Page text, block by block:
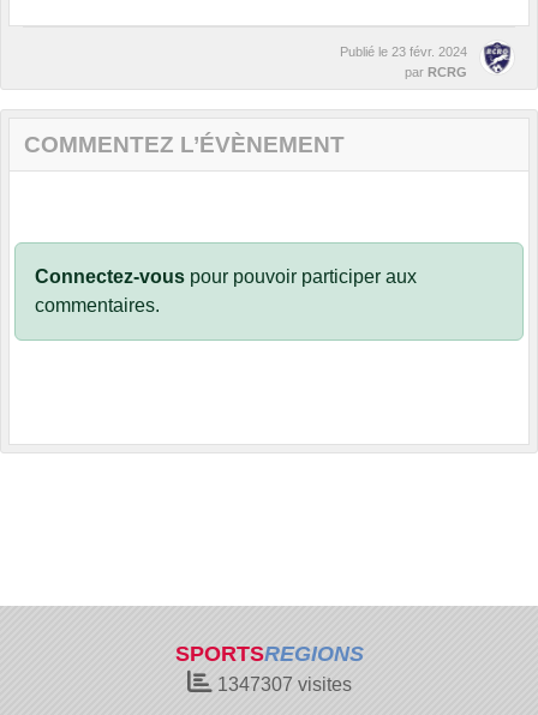
Publié le 23 févr. 2024
par RCRG
COMMENTEZ L’ÉVÈNEMENT
Connectez-vous pour pouvoir participer aux
commentaires.
SPORTSREGIONS
1347307 visites